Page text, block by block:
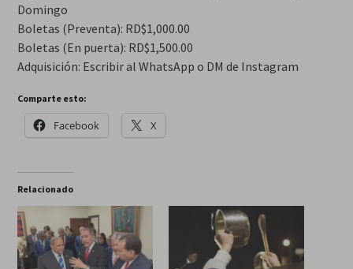
Domingo
Boletas (Preventa): RD$1,000.00
Boletas (En puerta): RD$1,500.00
Adquisición: Escribir al WhatsApp o DM de Instagram
Comparte esto:
Facebook X
Relacionado